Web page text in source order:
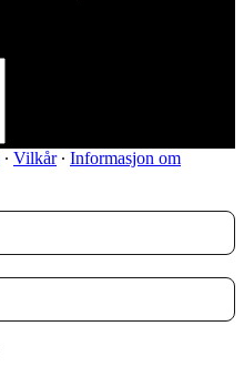
∙ Vilkår∙ Informasjon om